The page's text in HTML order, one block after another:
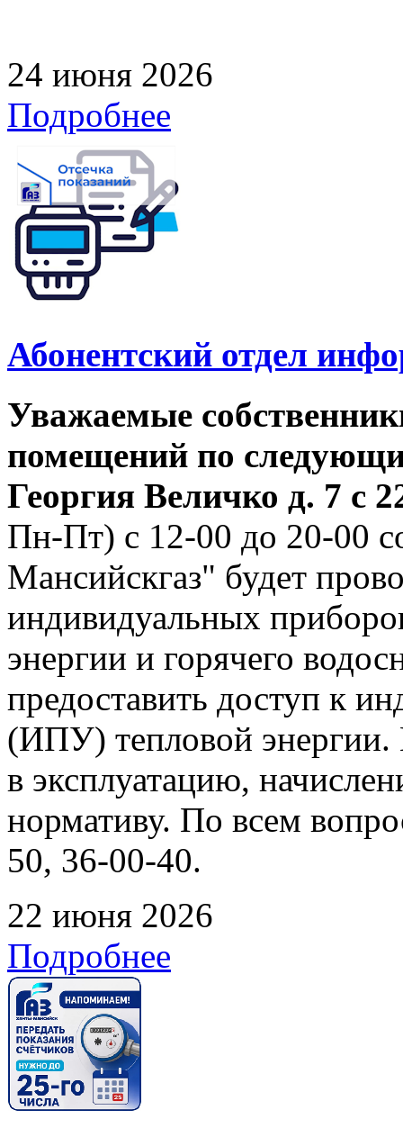
24 июня 2026
Подробнее
Абонентский отдел
Уважаемые
помещений по
Георгия Величко д. 7 с
Пн-Пт) с 12-00 до 20-00
Мансийскгаз" будет
индивидуальных
энергии и горячего
предоставить доступ к
(ИПУ) тепловой энергии.
в эксплуатацию,
нормативу. По всем
50, 36-00-40.
22 июня 2026
Подробнее